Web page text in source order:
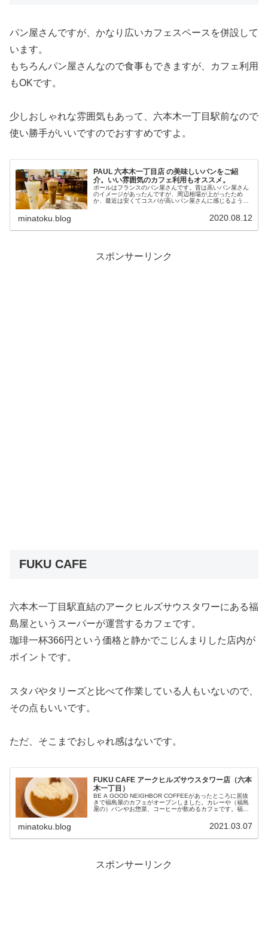
パン屋さんですが、かなり広いカフェスペースを併設して
います。
もちろんパン屋さんなので食事もできますが、カフェ利用
もOKです。
少しおしゃれな雰囲気もあって、六本木一丁目駅前なので
使い勝手がいいですのでおすすめですよ。
PAUL 六本木一丁目店 の美味しいパンをご紹
介。いい雰囲気のカフェ利用もオススメ。
ポールはフランスのパン屋さんです。昔は高いパン屋さん
のイメージがあったんですが、周辺相場が上がったため
か、最近は安くてコスパが高いパン屋さんに感じるように
minatoku.blog 2020.08.12
スポンサーリンク
FUKU CAFE
六本木一丁目駅直結のアークヒルズサウスタワーにある福
島屋というスーパーが運営するカフェです。
珈琲一杯366円という価格と静かでこじんまりした店内が
ポイントです。
スタバやタリーズと比べて作業している人もいないので、
その点もいいです。
ただ、そこまでおしゃれ感はないです。
FUKU CAFE アークヒルズサウスタワー店（六本
木一丁目）
BE A GOOD NEIGHBOR COFFEEがあったところに居抜
きで福島屋のカフェがオープンしました。カレーや（福島
屋の）パンやお惣菜、コーヒーが飲めるカフェです。福島
minatoku.blog 2021.03.07
スポンサーリンク